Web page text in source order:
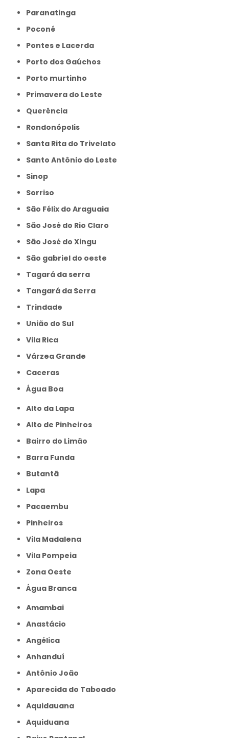
Paranatinga
Poconé
Pontes e Lacerda
Porto dos Gaúchos
Porto murtinho
Primavera do Leste
Querência
Rondonópolis
Santa Rita do Trivelato
Santo Antônio do Leste
Sinop
Sorriso
São Félix do Araguaia
São José do Rio Claro
São José do Xingu
São gabriel do oeste
Tagará da serra
Tangará da Serra
Trindade
União do Sul
Vila Rica
Várzea Grande
caceras
Água Boa
Alto da Lapa
Alto de Pinheiros
Bairro do Limão
Barra Funda
Butantã
Lapa
Pacaembu
Pinheiros
Vila Madalena
Vila Pompeia
Zona Oeste
Água Branca
Amambai
Anastácio
Angélica
Anhanduí
Antônio João
Aparecida do Taboado
Aquidauana
Aquiduana